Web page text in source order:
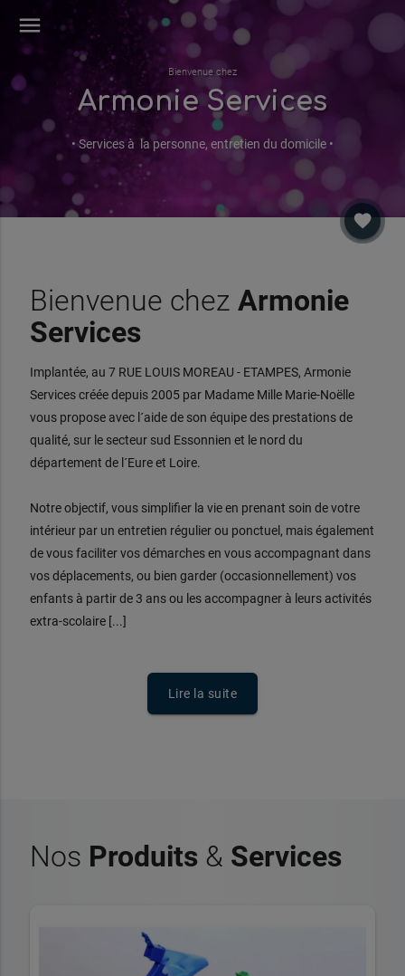
menu
Bienvenue chez
Armonie Services
• Services à la personne, entretien du domicile •
favorite
Bienvenue chez Armonie
Services
Implantée, au 7 RUE LOUIS MOREAU - ETAMPES, Armonie
Services créée depuis 2005 par Madame Mille Marie-Noëlle
vous propose avec l´aide de son équipe des prestations de
qualité, sur le secteur sud Essonnien et le nord du
département de l´Eure et Loire.
Notre objectif, vous simplifier la vie en prenant soin de votre
intérieur par un entretien régulier ou ponctuel, mais également
de vous faciliter vos démarches en vous accompagnant dans
vos déplacements, ou bien garder (occasionnellement) vos
enfants à partir de 3 ans ou les accompagner à leurs activités
extra-scolaire [...]
Lire la suite
Nos Produits& Services